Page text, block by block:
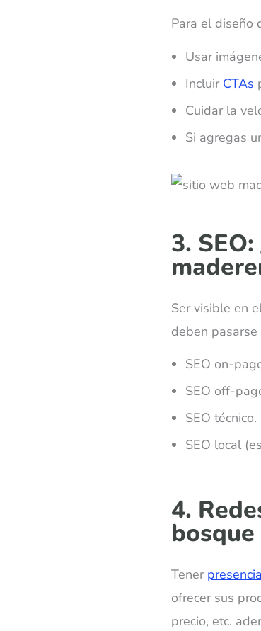
Para el diseño
Usar
Incluir CTAs
Cuidar la
Si agregas
3.
Ser visible en
deben
SEO on-
SEO off-
SEO técnico.
SEO local
4.
Tener
ofrecer sus
precio, etc.